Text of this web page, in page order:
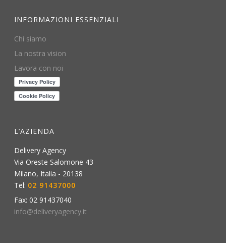
INFORMAZIONI ESSENZIALI
Chi siamo
La nostra vision
Lavora con noi
L’AZIENDA
Delivery Agency
Via Oreste Salomone 43
Milano, Italia - 20138
Tel: 02 91437000
Fax:02 91437040
info@deliveryagency.it